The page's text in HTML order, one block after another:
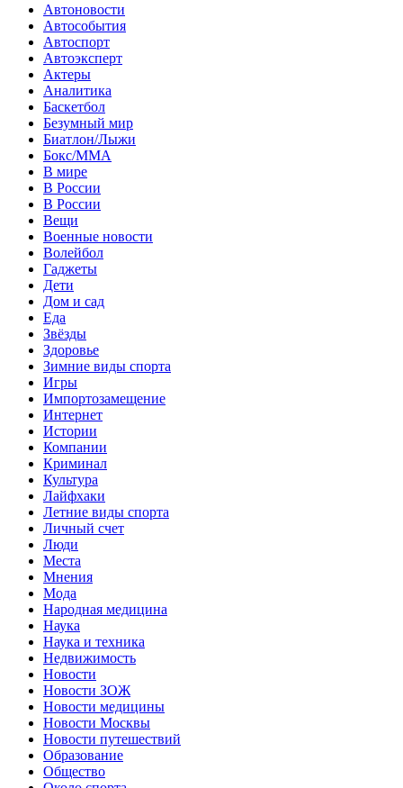
Автоновости
Автособытия
Автоспорт
Автоэксперт
Актеры
Аналитика
Баскетбол
Безумный мир
Биатлон/Лыжи
Бокс/MMA
В мире
В России
В России
Вещи
Военные новости
Волейбол
Гаджеты
Дети
Дом и сад
Еда
Звёзды
Здоровье
Зимние виды спорта
Игры
Импортозамещение
Интернет
Истории
Компании
Криминал
Культура
Лайфхаки
Летние виды спорта
Личный счет
Люди
Места
Мнения
Мода
Народная медицина
Наука
Наука и техника
Недвижимость
Новости
Новости ЗОЖ
Новости медицины
Новости Москвы
Новости путешествий
Образование
Общество